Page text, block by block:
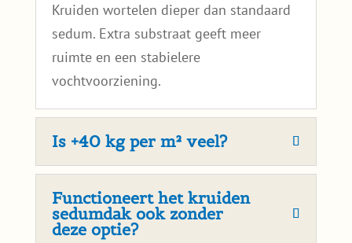
Kruiden wortelen dieper dan standaard
sedum. Extra substraat geeft meer
ruimte en een stabielere
vochtvoorziening.
Is +40 kg per m² veel?
Functioneert het kruiden
sedumdak ook zonder
deze optie?